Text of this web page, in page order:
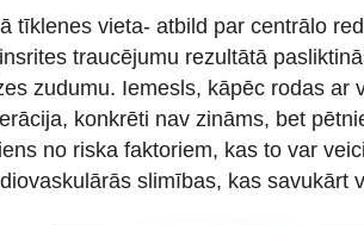
tīklenes vieta- atbild par centrālo
traucējumu rezultātā
zudumu. Iemesls, kāpēc rodas ar
konkrēti nav zināms, bet
no riska faktoriem, kas to var
slimības, kas savukārt